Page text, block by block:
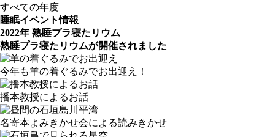
すべての年度
睡眠イベント情報
2022年 熟睡プラ寝たリウム
熟睡プラ寝たリウムが開催されました
今年も羊の着ぐるみでお出迎え！
播本教授によるお話
名寄本よみきかせ会による読みきかせ